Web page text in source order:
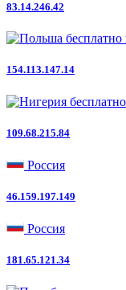
83.14.246.42
154.113.147.14
109.68.215.84
Россия
46.159.197.149
Россия
181.65.121.34